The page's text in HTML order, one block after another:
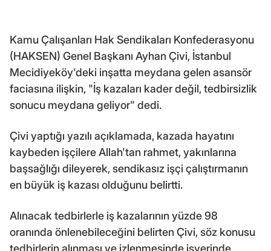
Kamu Çalışanları Hak Sendikaları Konfederasyonu
(HAKSEN) Genel Başkanı Ayhan Çivi, İstanbul
Mecidiyeköy'deki inşatta meydana gelen asansör
faciasına ilişkin, "İş kazaları kader değil, tedbirsizlik
sonucu meydana geliyor" dedi.
Çivi yaptığı yazılı açıklamada, kazada hayatını
kaybeden işçilere Allah'tan rahmet, yakınlarına
başsağlığı dileyerek, sendikasız işçi çalıştırmanın
en büyük iş kazası olduğunu belirtti.
Alınacak tedbirlerle iş kazalarının yüzde 98
oranında önlenebileceğini belirten Çivi, söz konusu
tedbirlerin alınması ve izlenmesinde işyerinde